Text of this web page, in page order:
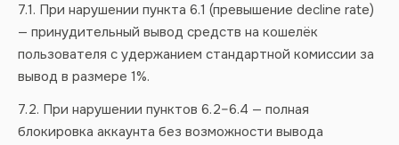
7.1. При нарушении пункта 6.1 (превышение decline rate)
— принудительный вывод средств на кошелёк
пользователя с удержанием стандартной комиссии за
вывод в размере 1%.
7.2. При нарушении пунктов 6.2–6.4 — полная
блокировка аккаунта без возможности вывода